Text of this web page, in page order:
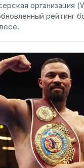
организация
рейтинг